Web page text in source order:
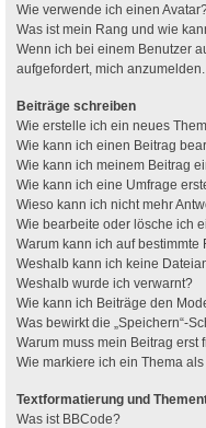
Wie verwende ich einen
Was ist mein Rang und wie
Wenn ich bei einem Benutzer
aufgefordert, mich anzumelden.
Beiträge schreiben
Wie erstelle ich ein neues
Wie kann ich einen Beitrag
Wie kann ich meinem Beitrag
Wie kann ich eine Umfrage
Wieso kann ich nicht mehr
Wie bearbeite oder lösche ich
Warum kann ich auf bestimmte
Weshalb kann ich keine
Weshalb wurde ich verwarnt?
Wie kann ich Beiträge den
Was bewirkt die „Speichern“-
Warum muss mein Beitrag erst
Wie markiere ich ein Thema
Textformatierung und
Was ist BBCode?